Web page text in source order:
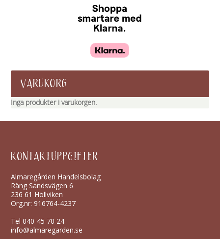
VARUKORG
Inga produkter i varukorgen.
KONTAKTUPPGIFTER
Almaregården Handelsbolag
Räng Sandsvägen 6
236 61 Höllviken
Org.nr: 916764-4237
Tel040-45 70 24
info@almaregarden.se